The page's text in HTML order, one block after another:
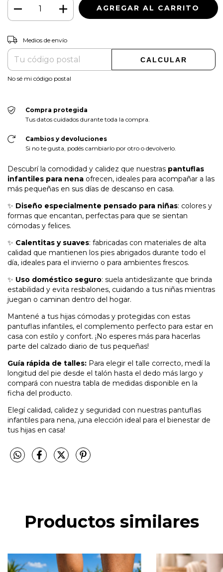
Entregas para el CP:
Medios de envío
CALCULAR
No sé mi código postal
Compra protegida
Tus datos cuidados durante toda la compra.
Cambios y devoluciones
Si no te gusta, podés cambiarlo por otro o devolverlo.
Descubrí la comodidad y calidez que nuestras pantuflas
infantiles para nena ofrecen, ideales para acompañar a las
más pequeñas en sus días de descanso en casa.
✨ Diseño especialmente pensado para niñas: colores y
formas que encantan, perfectas para que se sientan
cómodas y felices.
✨ Calentitas y suaves: fabricadas con materiales de alta
calidad que mantienen los pies abrigados durante todo el
día, ideales para el invierno o para ambientes frescos.
✨ Uso doméstico seguro: suela antideslizante que brinda
estabilidad y evita resbalones, cuidando a tus niñas mientras
juegan o caminan dentro del hogar.
Mantené a tus hijas cómodas y protegidas con estas
pantuflas infantiles, el complemento perfecto para estar en
casa con estilo y confort. ¡No esperes más para hacerlas
parte del calzado diario de tus pequeñas!
Guía rápida de talles: Para elegir el talle correcto, medí la
longitud del pie desde el talón hasta el dedo más largo y
compará con nuestra tabla de medidas disponible en la
ficha del producto.
Elegí calidad, calidez y seguridad con nuestras pantuflas
infantiles para nena, ¡una elección ideal para el bienestar de
tus hijas en casa!
Productos similares